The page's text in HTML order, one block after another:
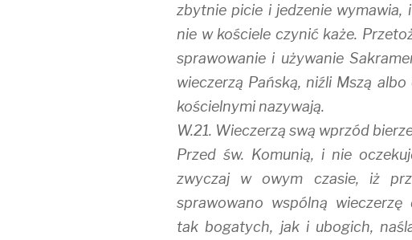
zbytnie picie i jedzenie wymawia,
nie w kościele czynić każe.
sprawowanie i używanie
wieczerzą Pańską, niźli Mszą
kościelnymi nazywają.
W.21. Wieczerzą swą wprzód
Przed św. Komunią, i nie
zwyczaj w owym czasie, iż
sprawowano wspólną
tak bogatych, jak i ubogich,